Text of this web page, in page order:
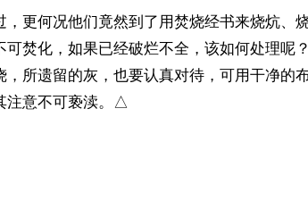
更何况他们竟然到了用焚烧经书来烧炕、
焚化，如果已经破烂不全，该如何处理呢
所遗留的灰，也要认真对待，可用干净的
注意不可亵渎。△